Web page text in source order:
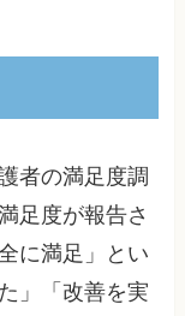
者の満足度調
足度が報告さ
に満足」とい
」「改善を実